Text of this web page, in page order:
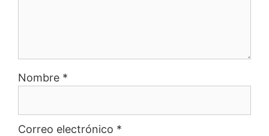
Nombre *
Correo electrónico *